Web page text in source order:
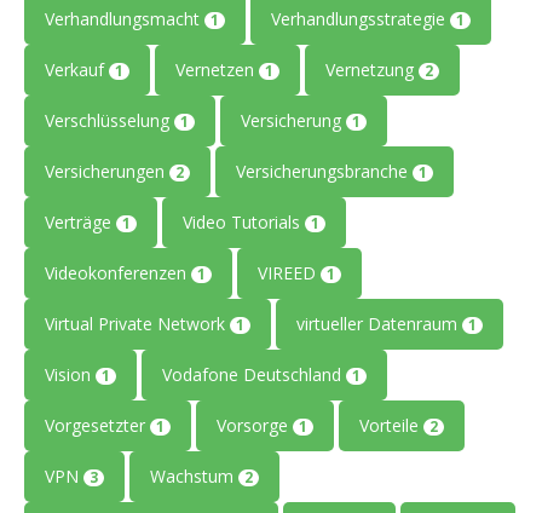
Verhandlungsmacht 1 Verhandlungsstrategie 1
Verkauf 1 Vernetzen 1 Vernetzung 2
Verschlüsselung 1 Versicherung 1
Versicherungen 2 Versicherungsbranche 1
Verträge 1 Video Tutorials 1
Videokonferenzen 1 VIREED 1
Virtual Private Network 1 virtueller Datenraum 1
Vision 1 Vodafone Deutschland 1
Vorgesetzter 1 Vorsorge 1 Vorteile 2
VPN 3 Wachstum 2